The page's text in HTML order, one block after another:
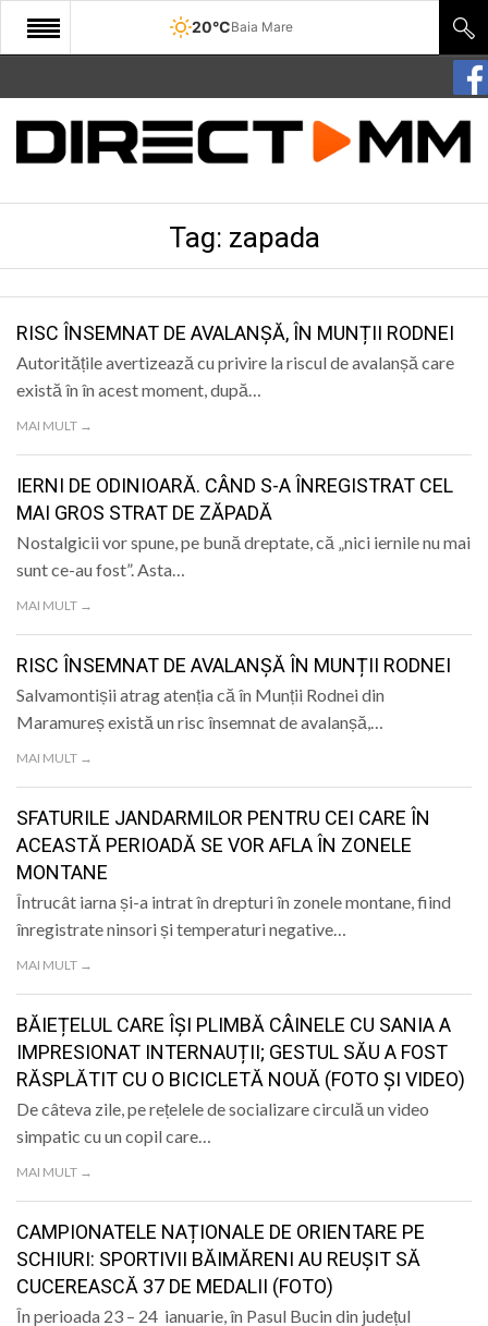
20°CBaia Mare
START
COMUNITATE
SANATATE
SPORT
POLITIC
LIFE
Tag: zapada
RISC ÎNSEMNAT DE AVALANȘĂ, ÎN MUNȚII RODNEI
Autoritățile avertizează cu privire la riscul de avalanșă care
există în în acest moment, după…
MAI MULT →
IERNI DE ODINIOARĂ. CÂND S-A ÎNREGISTRAT CEL
MAI GROS STRAT DE ZĂPADĂ
Nostalgicii vor spune, pe bună dreptate, că „nici iernile nu mai
sunt ce-au fost”. Asta…
MAI MULT →
RISC ÎNSEMNAT DE AVALANȘĂ ÎN MUNȚII RODNEI
Salvamontișii atrag atenția că în Munții Rodnei din
Maramureș există un risc însemnat de avalanșă,…
MAI MULT →
SFATURILE JANDARMILOR PENTRU CEI CARE ÎN
ACEASTĂ PERIOADĂ SE VOR AFLA ÎN ZONELE
MONTANE
Întrucât iarna și-a intrat în drepturi în zonele montane, fiind
înregistrate ninsori și temperaturi negative…
MAI MULT →
BĂIEȚELUL CARE ÎȘI PLIMBĂ CÂINELE CU SANIA A
IMPRESIONAT INTERNAUȚII; GESTUL SĂU A FOST
RĂSPLĂTIT CU O BICICLETĂ NOUĂ (FOTO ȘI VIDEO)
De câteva zile, pe rețelele de socializare circulă un video
simpatic cu un copil care…
MAI MULT →
CAMPIONATELE NAȚIONALE DE ORIENTARE PE
SCHIURI: SPORTIVII BĂIMĂRENI AU REUȘIT SĂ
CUCEREASCĂ 37 DE MEDALII (FOTO)
În perioada 23 – 24 ianuarie, în Pasul Bucin din județul